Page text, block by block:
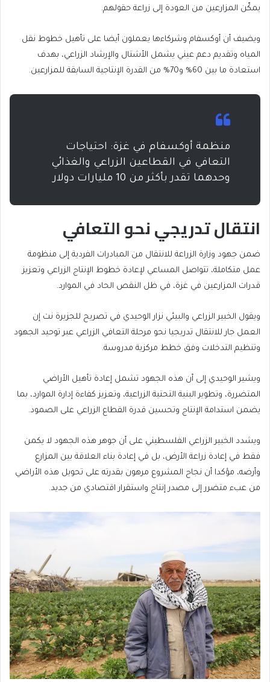
يمكّن المزارعين من العودة إلى زراعة حقولهم.
ويضيف أن أوكسفام وشركاءها يعملون أيضا على تأهيل خطوط نقل
المياه وتقديم دعم عيني يشمل الأشتال والإرشاد الزراعي، بهدف
استعادة ما بين 60% و70% من القدرة الإنتاجية السابقة للمزارعين.
منظمة أوكسفام في غزة: احتياجات
التعافي في القطاعين الزراعي والغذائي
وحدهما تقدر بأكثر من 10 مليارات دولار
انتقال تدريجي نحو التعافي
ضمن جهود وزارة الزراعة للانتقال من المبادرات الفردية إلى منظومة
عمل متكاملة، تتواصل المساعي لإعادة خطوط الإنتاج الزراعي وتعزيز
قدرات المزارعين في غزة، في ظل النقص الحاد في الموارد.
ويقول الخبير الزراعي والبيئي نزار الوحيدي في تصريح للجزيرة نت إن
العمل جار للانتقال تدريجيا نحو مرحلة التعافي الزراعي عبر توحيد الجهود
وتنظيم التدخلات وفق خطط مركزية مدروسة.
ويشير الوحيدي إلى أن هذه الجهود تشمل إعادة تأهيل الأراضي
المتضررة، وتطوير البنية التحتية الزراعية، وتعزيز كفاءة إدارة الموارد، بما
يضمن استدامة الإنتاج وتحسين قدرة القطاع الزراعي على الصمود.
ويشدد الخبير الزراعي الفلسطيني على أن جوهر هذه الجهود لا يكمن
فقط في إعادة زراعة الأرض، بل في إعادة بناء العلاقة بين المزارع
وأرضه، مؤكدا أن نجاح المشروع مرهون بقدرته على تحويل هذه الأراضي
من عبء متضرر إلى مصدر إنتاج واستقرار اقتصادي من جديد.